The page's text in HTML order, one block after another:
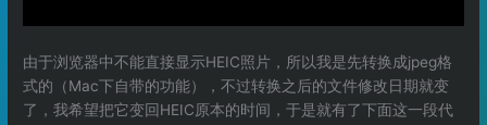
由于浏览器中不能直接显示HEIC照片，所以我是先转换成jpeg格
式的（Mac下自带的功能），不过转换之后的文件修改日期就变
了，我希望把它变回HEIC原本的时间，于是就有了下面这一段代